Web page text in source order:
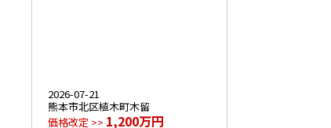
2026-07-21
熊本市北区植木町木留
価格改定 >> 1,200万円